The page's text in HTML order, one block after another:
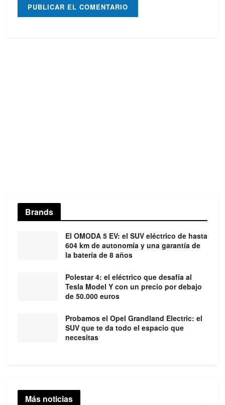
Brands
El OMODA 5 EV: el SUV eléctrico de hasta
604 km de autonomía y una garantía de
la batería de 8 años
Polestar 4: el eléctrico que desafía al
Tesla Model Y con un precio por debajo
de 50.000 euros
Probamos el Opel Grandland Electric: el
SUV que te da todo el espacio que
necesitas
Más noticias